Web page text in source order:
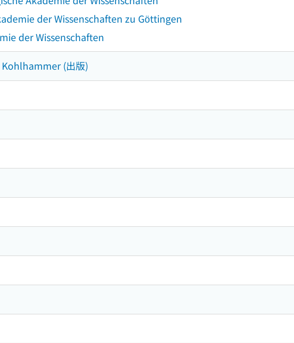
der Wissenschaften zu Göttingen
der Wissenschaften
(出版)